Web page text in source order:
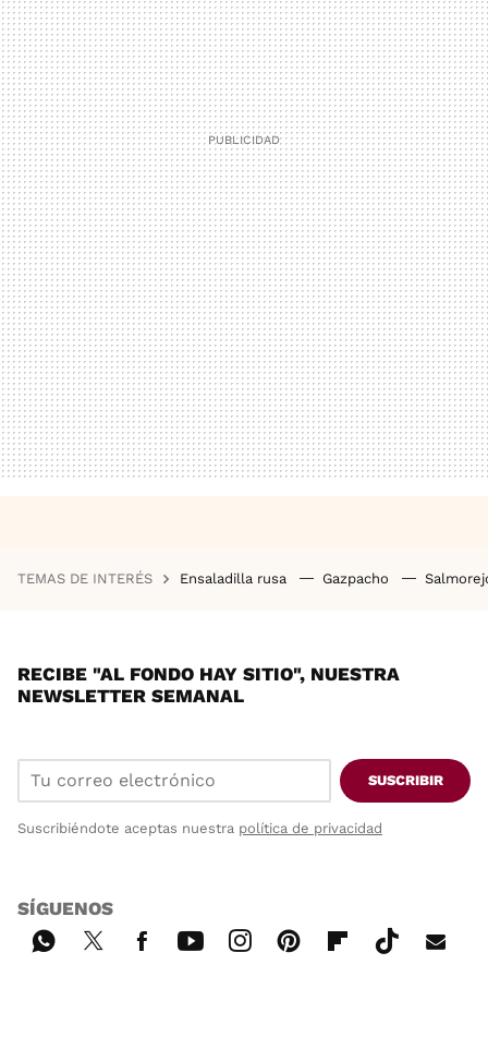
TEMAS DE INTERÉS Ensaladilla rusa Gazpacho
RECIBE "AL FONDO HAY SITIO", NUESTRA
NEWSLETTER SEMANAL
SUSCRIBIR
Suscribiéndote aceptas nuestra política de privacidad
SÍGUENOS